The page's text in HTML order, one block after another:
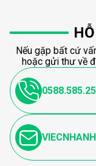
Nếu gặp bất cứ
hoặc gửi thư về